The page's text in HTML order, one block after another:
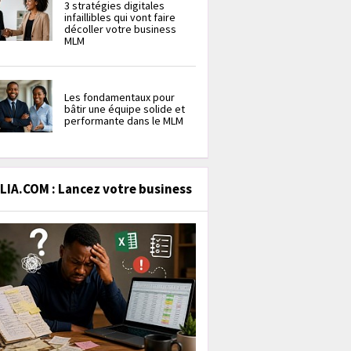
3 stratégies digitales
infaillibles qui vont faire
décoller votre business
MLM
Les fondamentaux pour
bâtir une équipe solide et
performante dans le MLM
: Lancez votre business